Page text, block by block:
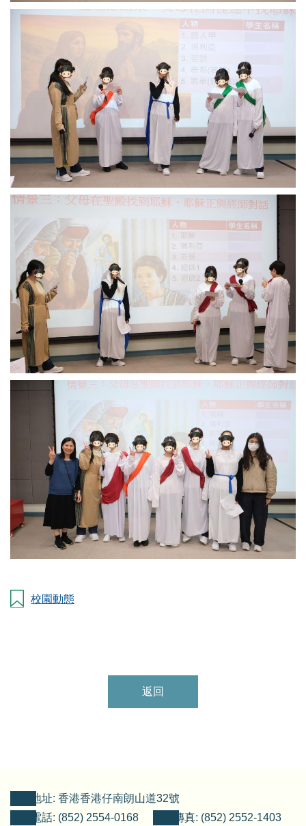
校園動態
返回
地址: 香港香港仔南朗山道32號
電話: (852) 2554-0168
傳真: (852) 2552-1403